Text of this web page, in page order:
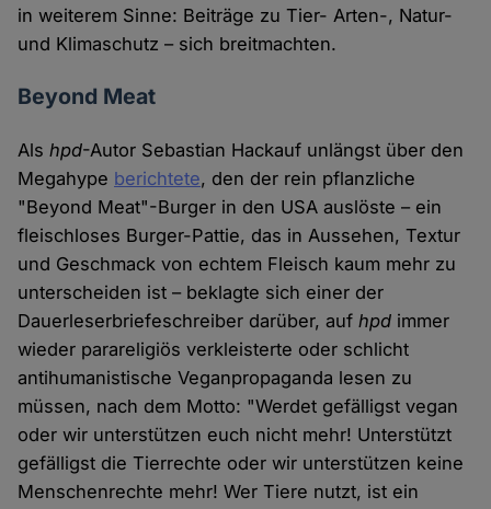
in weiterem Sinne: Beiträge zu Tier- Arten-, Natur-
und Klimaschutz – sich breitmachten.
Beyond Meat
Alshpd-Autor Sebastian Hackauf unlängst über den
Megahype berichtete, den der rein pflanzliche
"Beyond Meat"-Burger in den USA auslöste – ein
fleischloses Burger-Pattie, das in Aussehen, Textur
und Geschmack von echtem Fleisch kaum mehr zu
unterscheiden ist – beklagte sich einer der
Dauerleserbriefeschreiber darüber, aufhpd immer
wieder parareligiös verkleisterte oder schlicht
antihumanistische Veganpropaganda lesen zu
müssen, nach dem Motto: "Werdet gefälligst vegan
oder wir unterstützen euch nicht mehr! Unterstützt
gefälligst die Tierrechte oder wir unterstützen keine
Menschenrechte mehr! Wer Tiere nutzt, ist ein